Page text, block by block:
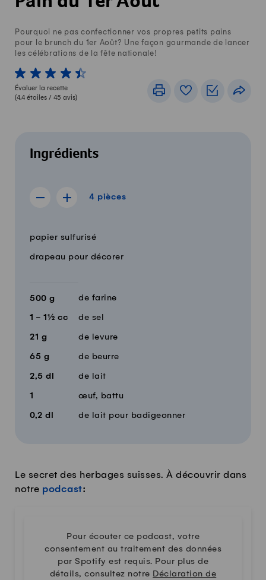
Pourquoi ne pas confectionner vos propres petits pains
pour le brunch du 1er Août? Une façon gourmande de lancer
les célébrations de la fête nationale!
1 von 5 étoiles
2 von 5 étoiles
3 von 5 étoiles
4 von 5 étoiles
5 von 5 étoiles
Évaluer la recette
(4.4 étoiles / 45 avis)
ImprimerLivre de recettes
Listes de
Ingrédients
Afficher la recette de 3 pièces
Afficher la recette de 5 pièces
4 pièces
QuantitéIngrédients
papier sulfurisé
drapeau pour décorer
500 g de farine
1 - 1½ cc de sel
21 g de levure
65 g de beurre
2,5 dl de lait
1 œuf, battu
0,2 dl de lait pour badigeonner
Le secret des herbages suisses. À découvrir dans
notre podcast:
Pour écouter ce podcast, votre
consentement au traitement des données
par Spotify est requis. Pour plus de
détails, consultez notre Déclaration de